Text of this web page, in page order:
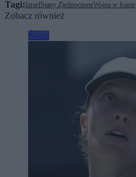
Tagi: Izrael Stany ZjednoczoneWojna w Iranie
Zobacz również